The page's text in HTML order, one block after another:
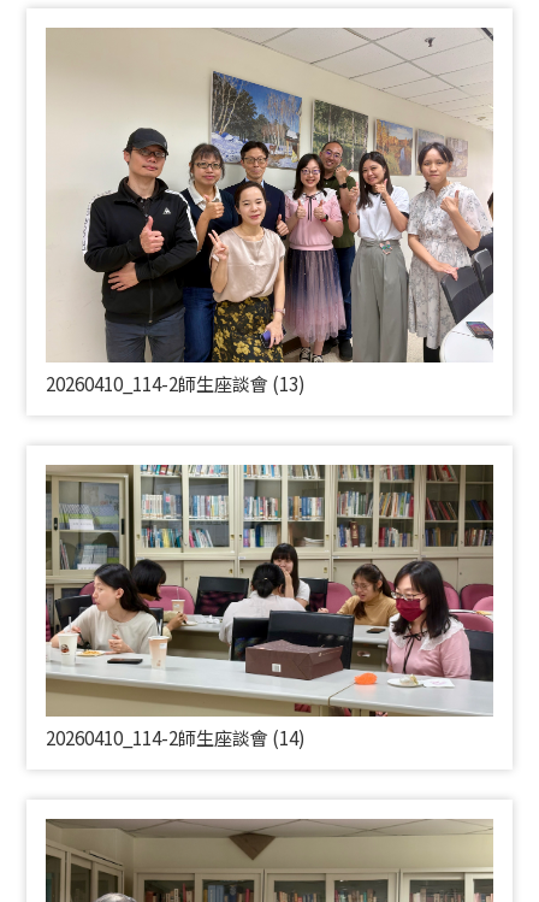
20260410_114-2師生座談會 (13)
20260410_114-2師生座談會 (14)